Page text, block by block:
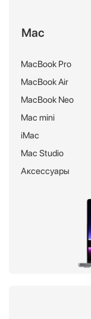
Mac
MacBook Pro
MacBook Air
MacBook Neo
Mac mini
iMac
Mac Studio
Аксессуары